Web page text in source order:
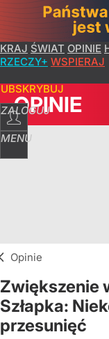
KRAJ ŚWIAT OPINIE
RZECZY+ WSPIERAJ
ZALOGUJ
MENU
OPINIE
Opinie
Zwiększenie
Szłapka:
przesunięć